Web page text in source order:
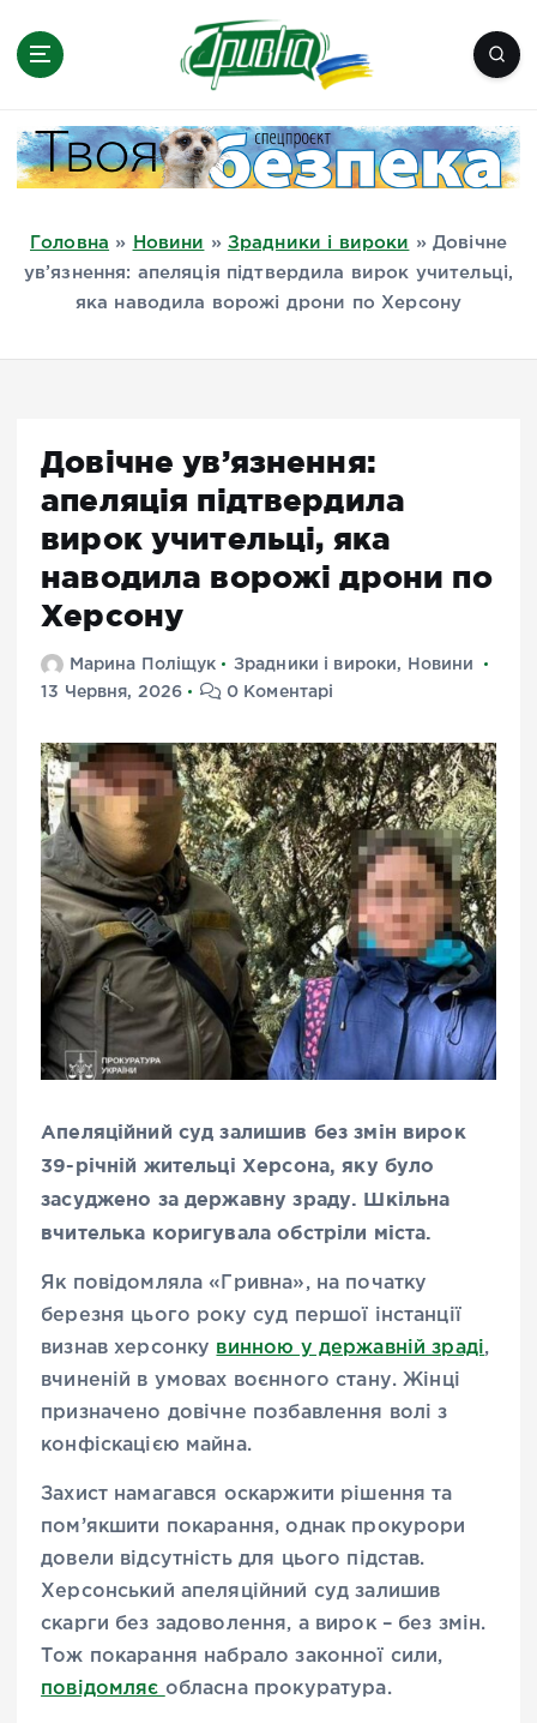
Миколаїв, Одеса, Мелітополь
Головна » Новини » Зрадники і вироки » Довічне
ув’язнення: апеляція підтвердила вирок учительці,
яка наводила ворожі дрони по Херсону
Довічне ув’язнення:
апеляція підтвердила
вирок учительці, яка
наводила ворожі дрони по
Херсону
Марина Поліщук Зрадники і вироки,
Новини
13 Червня, 2026
0 Коментарі
Апеляційний суд залишив без змін вирок
39-річній жительці Херсона, яку було
засуджено за державну зраду. Шкільна
вчителька коригувала обстріли міста.
Як повідомляла «Гривна», на початку
березня цього року суд першої інстанції
визнав херсонку винною у державній зраді,
вчиненій в умовах воєнного стану. Жінці
призначено довічне позбавлення волі з
конфіскацією майна.
Захист намагався оскаржити рішення та
пом’якшити покарання, однак прокурори
довели відсутність для цього підстав.
Херсонський апеляційний суд залишив
скарги без задоволення, а вирок – без змін.
Тож покарання набрало законної сили,
повідомляє обласна прокуратура.